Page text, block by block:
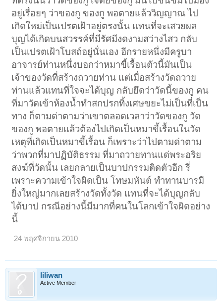
อยู่เรื่อยๆ ว่าของกู ของกู พอตายแล้ววิญญาณ ไป
เกิดใหม่เป็นเปรตเฝ้าอยู่ตรงนั้น แทนที่จะเสวยผล
บุญได้เกิดบนสวรรค์ที่มีรัศมีงดงามสว่างไสว กลับ
เป็นเปรตเฝ้าโบสถ์อยู่นั่นเอง อีกรายหนึ่งมีครูบา
อาจารย์ท่านหนึ่งบอกว่าหมาขี้เรื้อนตัวนี้มันเป็น
เจ้าของวัดที่สร้างถวายท่าน แต่เมื่อสร้างวัดถวาย
ท่านแล้วแทนที่ใจจะได้บุญ กลับยึดว่าวัดนี้ของกู คน
ที่มาวัดเข้าห้องน้ำทำสกปรกทิ้งเศษขยะไม่เป็นที่เป็น
ทาง ก็ตามด่าตามว่าเขาตลอดเวลาว่าวัดของกู วัด
ของกู พอตายแล้วต้องไปเกิดเป็นหมาขี้เรื้อนในวัด
เหตุที่เกิดเป็นหมาขี้เรื้อน ก็เพราะว่าไปตามด่าตาม
ว่าพวกที่มาปฏิบัติธรรม ที่มาถวายทานแด่พระอริย
สงฆ์ที่วัดนั้น เลยกลายเป็นบาปกรรมติดตัวอีก รี่
เพราะความเข้าใจผิดเป็น โทษมหันต์ ทำทานบารมี
ยิ่งใหญ่มากเลยสร้างวัดทั้งวัด แทนที่จะได้บุญกลับ
ได้บาป กรณีอย่างนี้มีมากที่คนในโลกเข้าใจผิดอย่าง
นี้
24 พฤศจิกายน 2010
liliwan
Active Member